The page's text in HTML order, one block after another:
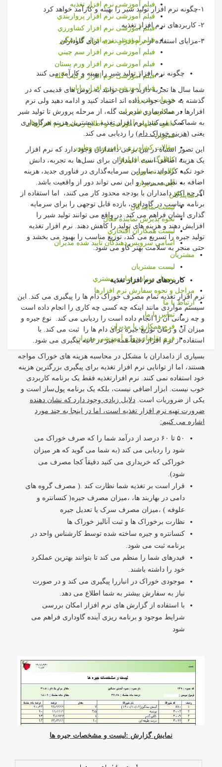
فیلم آموزشی نرم افزار تغذیه
فیلم آموزشی نرم افزار پرواربندي
فیلم آموزشی نرم افزار كشاورزي
فیلم آموزشی نرم افزار گزاشگیر
فیلم آموزشی نرم افزار سم چيني
فیلم آموزشی نرم افزار ورم پستان
فیلم آموزشی نرم افزار تركيب گله
فیلم آموزشی نرم افزار رایان
خدمات مديران
همکاری در فارم لید
دانلود فایلهای آموزشی و اطلاع رسانی نرم افزارهای
مدیران
مقالات کشاورزی، دامپروری وطیور
کاتالوگ نرم افزارها
گالری تصاویر
آپدیت مدیران
نمايندگان
ليست نمايندگان
نحوه پذيرش نماينده فعال
ليست همكاران افتخاري
اسامی سرویس دهندگان تایید شده مدیران
مشتريان
ليست مشتريان
نمودار ميزان رضايت مشتري
مراحل و نحوه سفارش نرم افزارها
ارتباط با ما
تماس با ما
فرم همکاری با مدیران
فرم تقاضای دوره آموزشی مدیران
۱-چگونه نرم افزار تولید شیر را بهینه و کارآمد خواهد کرد
۲- کاربردهای نرم افزار تغذیه
۳-مزایای استفاده از نرم افزار تغذیهبرای گاوداران
چگونه نرم افزار تولید شیر را بهینه و کارآمد می کنند
شما سال ها تجربه دارید و می توانید به روش های قدیمی که در
گذشته به خوبی جواب داده اند اعتماد کنید و ادامه دهید ولی نرم
افزارها در ساده‌سازی مدیریت گله، از مرحله پرورش تا تولید شیر
به شماکمک می‌کنند .نرم افزار تغذیه ، بیشترین هزینه هرگاوداری
یعنی (هزینه خوراک دام) را ردیابی می کند.
این تصور اشتباه در بین برخی دامداران وجود دارد که نرم افزار
یک هزینه اضافی است. دامداران برای نسل‌ها به تجربه، دانش
خود تکیه کرده‌اند، بنابراین سرمایه‌گذاری در فناوری جدید، هزینه
اضافه به نظر می‌رسد و این نمی تواند دور از واقعیت باشد.
اگرچه اکثر دامداران با بودجه محدود کار می کنند، اما استفاده از
برنامه مناسب در گاوداری، بازده قابل توجهی را برای سرمایه
گذاری ایشان فراهم می کند. در واقع می توانند تولید شیر را
افزایش دهند و هزینه های تولید را کاهش دهند. نرم افزار تغذیه
تولید جیره را تسریع می کند، توزیع مناسب را بهبود می بخشد و
حتی منجر به سلامت بهتر گاو می شود.
کاربردهای نرم افزار تغذیه
نرم افزار تغذیه تمام مصرف خوراک دام ها را پیگیری می کند. این
سیستم مواردی مانند اینکه چه کسی چه کاری را انجام داده است
و چه زمانی آن را انجام داده است را ردیابی می کند. نوع جیره و
میزان آن و زمان توزیع جیره برای دام ها را ثبت می کند. با
استفاده از نرم افزار دقیقاً همه چیز در ثانیه پیگیری می شود.
بسیاری از دامداران با مشکل در محاسبه هزینه های خوراک مواجه
هستند، اما از توانایی نرم افزار تغذیه برای پیگیری بزرگترین هزینه
خود استفاده نمی کنند. نرم افزارتغذیه فقط یک برنامه کاربردی
خوب نیست. ابزار اضافی نیست، بلکه یک برنامه پول‌ساز است و
یکی از ضروریات است. دلایل زیادی وجود دارد که نشان دهنده
ضرورت تهیه نرم افزار تغذیه است، اما در اینجا به چند مورد
اشاره می کنیم:
۵۰ تا ۶۰ درصد از درآمد شما را که صرف خوراک می
شود را ردیابی می کند (به شما می گوید که هر میزان
خوراکی که خریداری می کنید دقیقاً کجا مصرف می
شود).
قرار است بر تغذیه شما نظارت کند .( مصرف گروه های
دامی در بهاربند ها، ،میزان مصرف جیره( کنسانتره و
علوفه ) ،میزان مصرف سرک یا تعدیل جیره
نظارت برخوراک ها و ثبت آنالیز خوراک ها
کنسانتره و جیره ساخته شده توسط کارشناس واحد در
برنامه ثبت می شود.
فیدرهای شما را منظم می کند تا بتوانند بهترین عملکرد
خود را داشته باشند.
موجودی خوراک در انباررا پیگیری می کند و در صورت
نیاز به سفارش بیشتر به شما اطلاع می دهد.
با استفاده از گزارش های نرم افزار امکان بررسی
شرایط موجود و برنامه ریزی آینده گاوداری فراهم می
شود
نمایش گزارش :لیست و مشخصات جیره ها